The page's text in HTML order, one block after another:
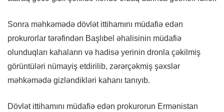
Sonra məhkəmədə dövlət ittihamını müdafiə edən
prokurorlar tərəfindən Başlıbel əhalisinin müdafiə
olunduqları kahaların və hadisə yerinin dronla çəkilmiş
görüntüləri nümayiş etdirilib, zərərçəkmiş şəxslər
məhkəmədə gizləndikləri kahanı tanıyıb.
Dövlət ittihamını müdafiə edən prokurorun Ermənistan